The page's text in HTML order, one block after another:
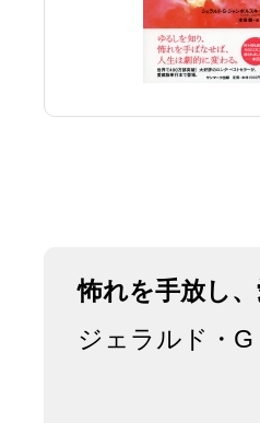
怖れを手放し
ジェラルド・